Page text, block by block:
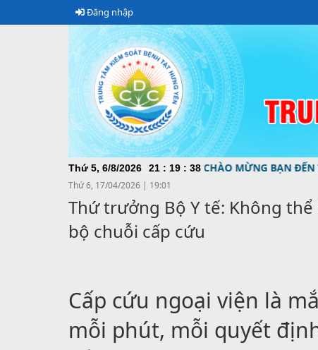
Đăng nhập
Thứ 5, 6/8/2026 21 : 19 : 39
CHÀO MỪNG BẠN ĐẾN VỚI
Thứ 6, 17/04/2026 | 19:01
Thứ trưởng Bộ Y tế: Không
bộ chuỗi cấp cứu
Cấp cứu ngoại viện là
mỗi phút, mỗi quyết